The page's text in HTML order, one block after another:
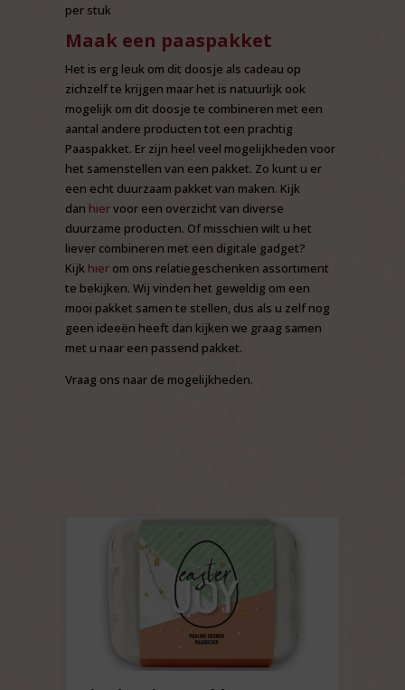
per stuk
Maak een paaspakket
Het is erg leuk om dit doosje als cadeau op
zichzelf te krijgen maar het is natuurlijk ook
mogelijk om dit doosje te combineren met een
aantal andere producten tot een prachtig
Paaspakket. Er zijn heel veel mogelijkheden voor
het samenstellen van een pakket. Zo kunt u er
een echt duurzaam pakket van maken. Kijk
dan hiervoor een overzicht van diverse
duurzame producten. Of misschien wilt u het
liever combineren met een digitale gadget?
Kijk hier om ons relatiegeschenken assortiment
te bekijken. Wij vinden het geweldig om een
mooi pakket samen te stellen, dus als u zelf nog
geen ideeën heeft dan kijken we graag samen
met u naar een passend pakket.
Vraag ons naar de mogelijkheden.